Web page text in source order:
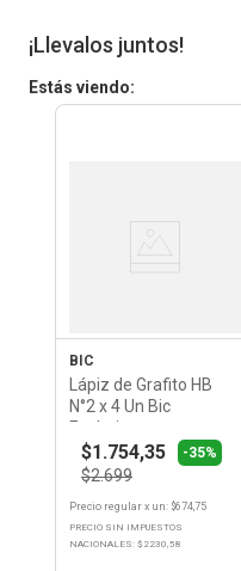
¡Llevalos juntos!
Estás viendo:
BIC
Lápiz de Grafito HB
N°2 x 4 Un Bic
Evolution
$1.754,35 -35%
$2.699
Precio regular x un: $674,75
PRECIO SIN IMPUESTOS
NACIONALES: $ 2230,58